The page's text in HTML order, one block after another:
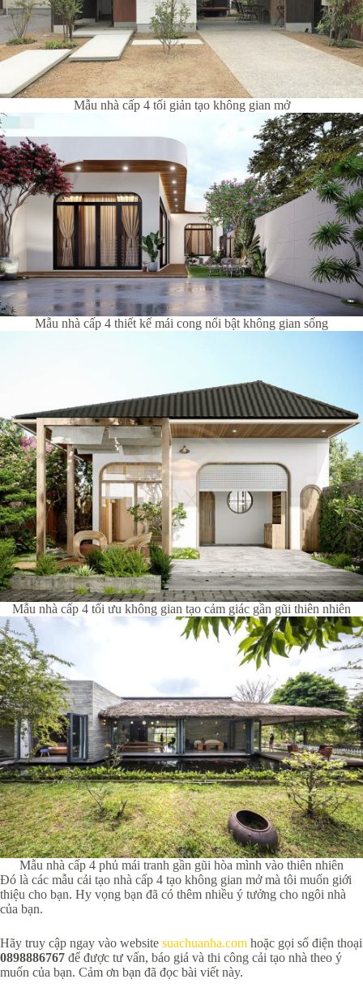
Mẫu nhà cấp 4 tối giản tạo không gian mở
Mẫu nhà cấp 4 thiết kế mái cong nổi bật không gian sống
Mẫu nhà cấp 4 tối ưu không gian tạo cảm giác gần gũi thiên nhiên
Mẫu nhà cấp 4 phủ mái tranh gần gũi hòa mình vào thiên nhiên
Đó là các mẫu cải tạo nhà cấp 4 tạo không gian mở mà tôi muốn giới
thiệu cho bạn. Hy vọng bạn đã có thêm nhiều ý tưởng cho ngôi nhà
của bạn.
Hãy truy cập ngay vào website suachuanha.com hoặc gọi số điện thoại
0898886767 để được tư vấn, báo giá và thi công cải tạo nhà theo ý
muốn của bạn. Cảm ơn bạn đã đọc bài viết này.